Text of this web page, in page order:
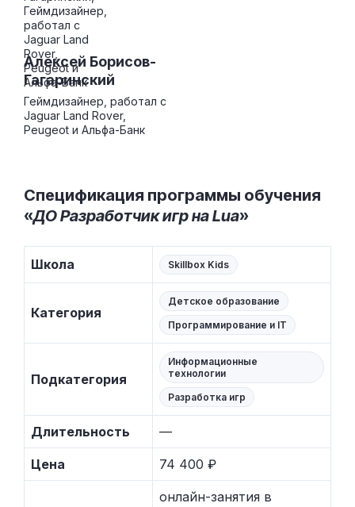
Алексей Борисов-
Гагаринский
Геймдизайнер, работал с
Jaguar Land Rover,
Peugeot и Альфа-Банк
Спецификация программы обучения
«ДО Разработчик игр на Lua»
Школа Skillbox Kids
Категория
Детское образование
Программирование и IT
Подкатегория
Информационные
технологии
Разработка игр
Длительность —
Цена 74 400 ₽
онлайн-занятия в